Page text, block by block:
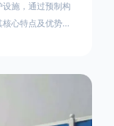
施，通过预制构
心特点及优势如
格：通常为